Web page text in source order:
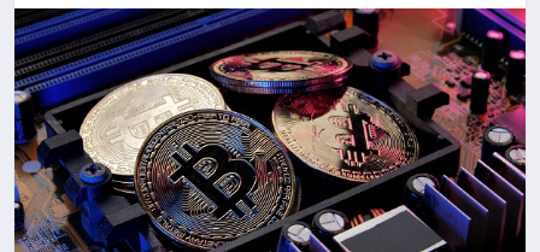
MAGAZIN
SAĞLIK
SIYASET
SPOR